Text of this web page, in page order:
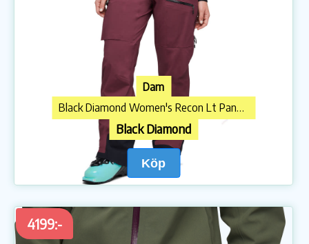
Dam
Black Diamond Women's Recon Lt Pants Blackberry
Black Diamond
Köp
4199:-